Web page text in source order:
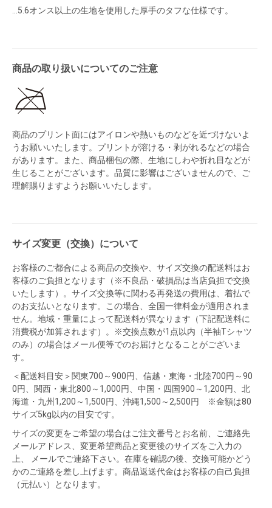
…5.6オンス以上の生地を使用した厚手のタフな仕様です。
商品の取り扱いについてのご注意
商品のプリント面にはアイロンや熱いものなどを近づけないよ
うお願いいたします。プリントが溶ける・剥がれるなどの場合
があります。また、商品梱包の際、生地にしわや折れ目などが
生じることがございます。品質に影響はございませんので、ご
理解賜りますようお願いいたします。
サイズ変更（交換）について
お客様のご都合による商品の交換や、サイズ交換の配送料はお
客様のご負担となります（※不良品・破損品は当店負担で交換
いたします）。サイズ交換等に関わる再発送の費用は、着払で
のお支払いとなります。この場合、全国一律料金が適用されま
せん。地域・重量によって配送料が異なります（下記配送料に
消費税が加算されます）。※交換点数が1点以内（半袖Tシャツ
のみ）の場合はメール便等でのお届けとなることがございま
す。
＜配送料目安＞関東700～900円、信越・東海・北陸700円～90
0円、関西・東北800～1,000円、中国・四国900～1,200円、北
海道・九州1,200～1,500円、沖縄1,500～2,500円 ※金額は80
サイズ5kg以内の目安です。
サイズの変更をご希望の場合はご注文番号とお名前、ご連絡先
メールアドレス、変更希望商品と変更後のサイズをご入力の
上、 メールでご連絡下さい。在庫を確認の後、交換可能かどう
かのご連絡を差し上げます。商品返送代金はお客様の自己負担
（元払い）となります。